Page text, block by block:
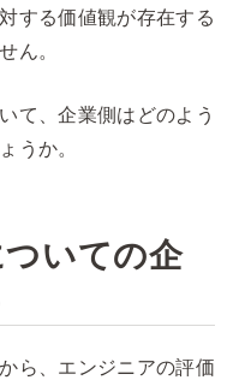
する価値観が存在する
ん。
て、企業側はどのよう
うか。
いての企
ら、エンジニアの評価